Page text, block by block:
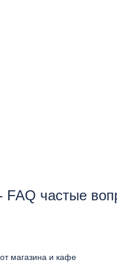
FAQ частые
магазина и кафе